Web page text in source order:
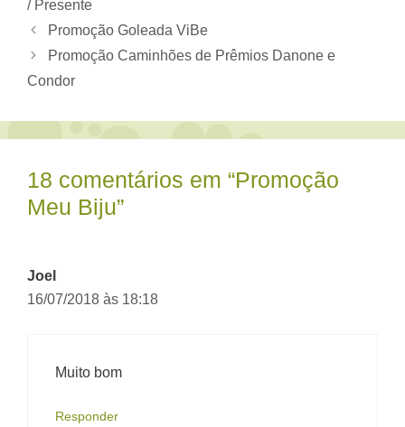
/ Presente
Promoção Goleada ViBe
Promoção Caminhões de Prêmios Danone e
Condor
18 comentários em “Promoção
Meu Biju”
Joel
16/07/2018 às 18:18
Muito bom
Responder